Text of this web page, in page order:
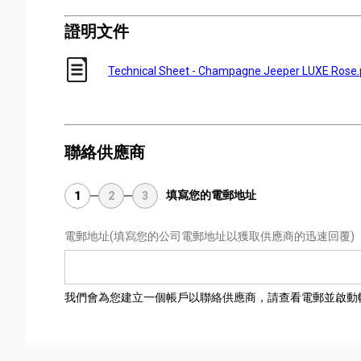
證明文件
Technical Sheet - Champagne Jeeper LUXE
聯絡供應商
1 2 3 填寫您的電郵地址
電郵地址(填寫您的公司電郵地址以獲取供應商的迅速回覆)
我們會為您建立一個帳戶以聯絡供應商，請查看電郵並啟動